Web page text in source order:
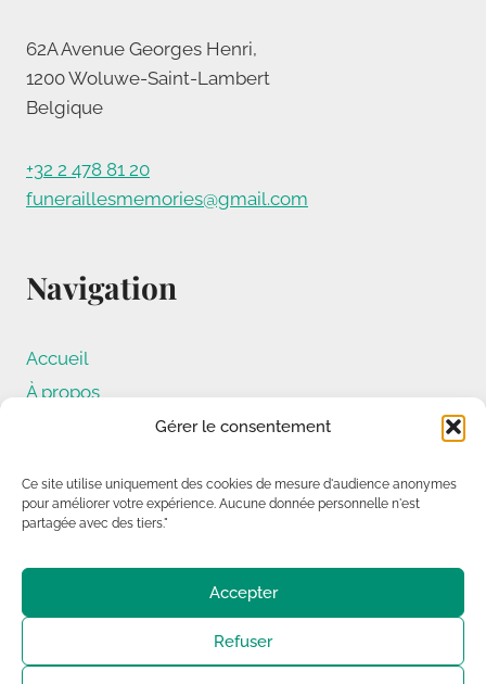
Gérer le consentement
Ce site utilise uniquement des cookies de mesure d'audience anonymes
pour améliorer votre expérience. Aucune donnée personnelle n'est
partagée avec des tiers."
Accepter
Refuser
62A Avenue Georges Henri,
1200 Woluwe-Saint-Lambert
Belgique
+32 2 478 81 20
funeraillesmemories@gmail.com
Navigation
Accueil
À propos
Conseils
Nous contacter
Politique de confidentialité